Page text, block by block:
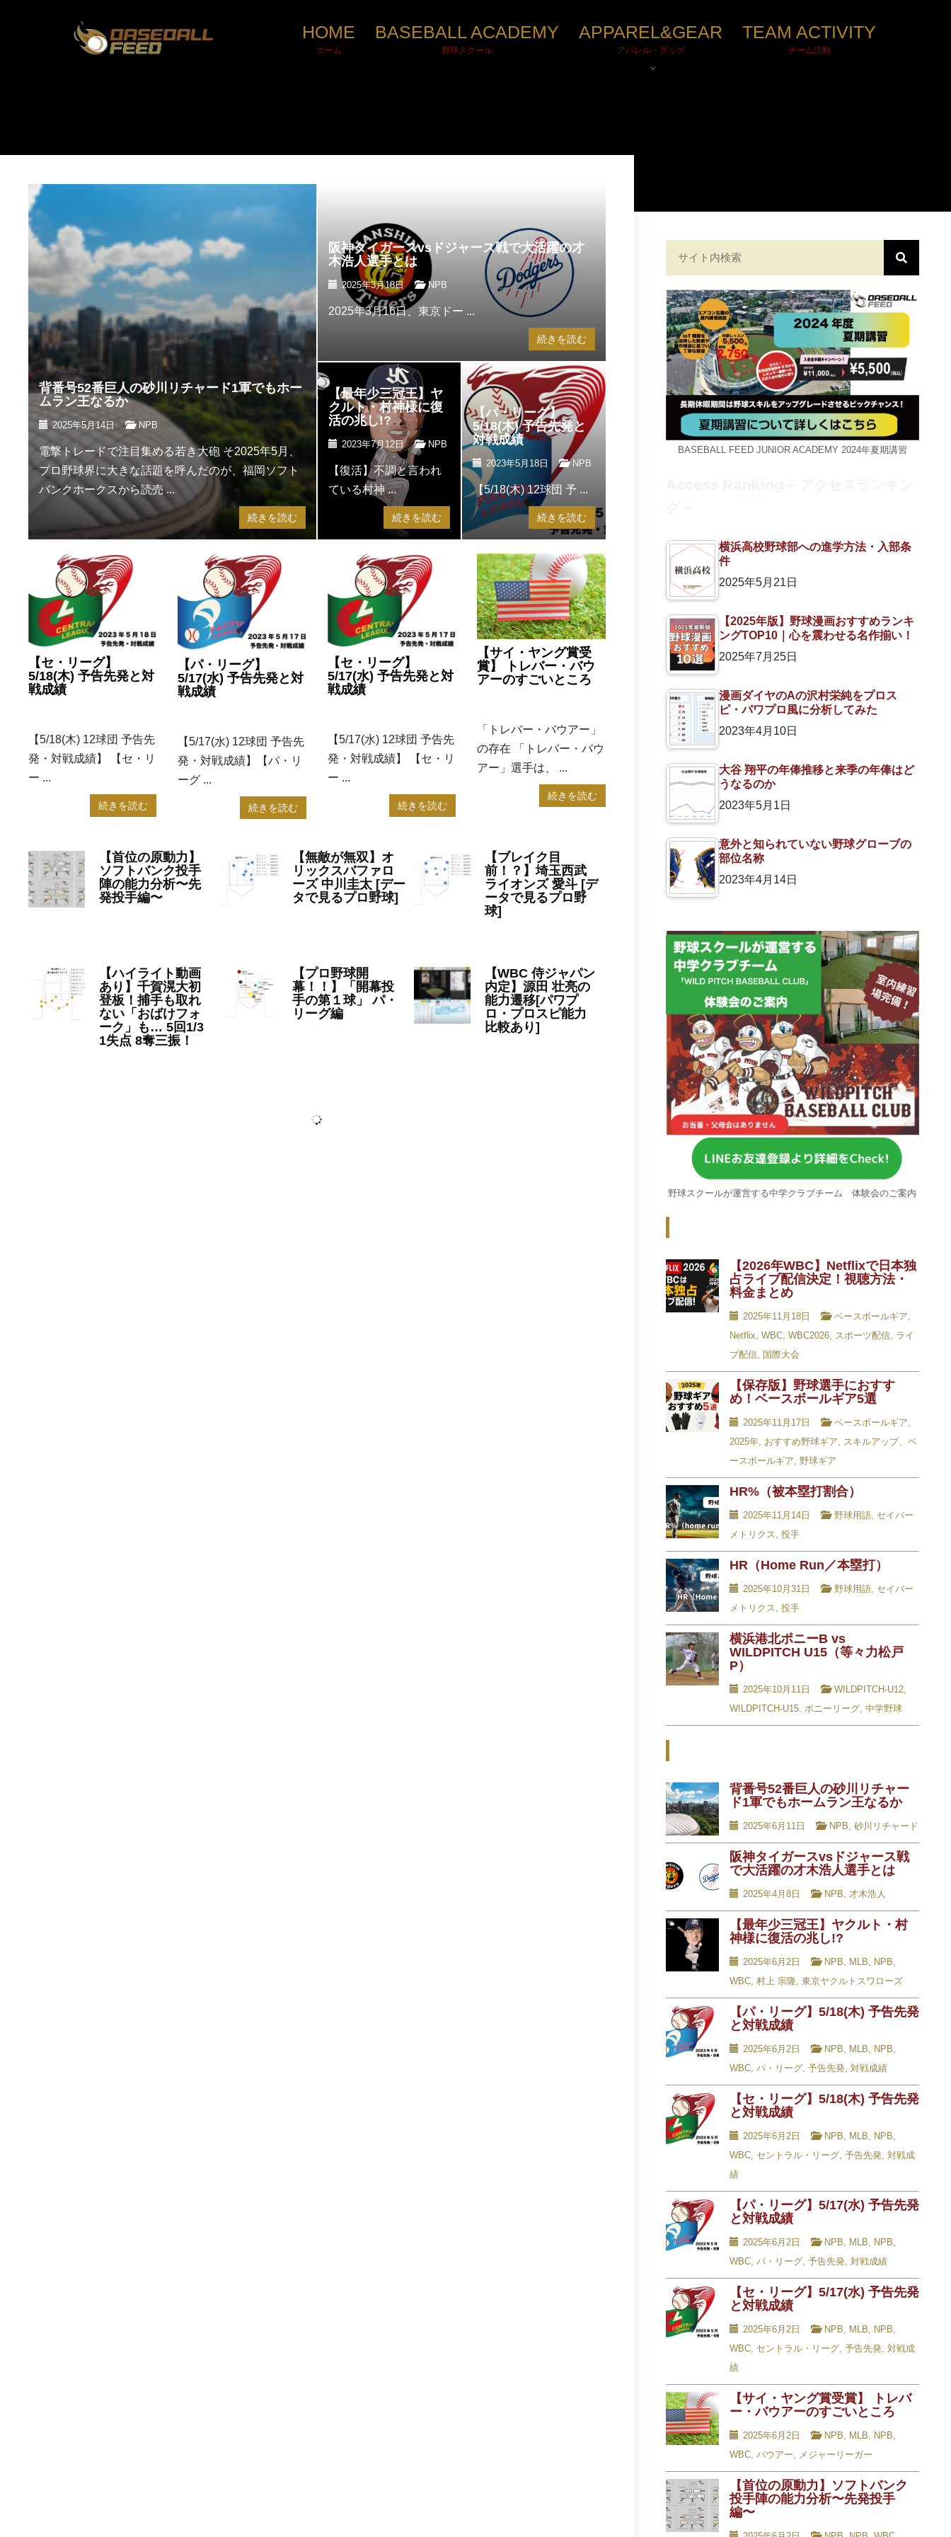
ス
HOME
ホーム
BASEBALL ACADEMY
野球スクール
APPAREL&GEAR
アパレル・グッズ
TEAM ACTIVITY
チーム活動
背番号52番巨人の砂川リチャード1軍でもホー
ムラン王なるか
2025年5月14日 NPB
電撃トレードで注目集める若き大砲 そ2025年5月、
プロ野球界に大きな話題を呼んだのが、福岡ソフト
バンクホークスから読売 ...
続きを読む
阪神タイガースvsドジャース戦で大活躍の才
木浩人選手とは
2025年3月18日 NPB
2025年3月16日、東京ドー ...
続きを読む
【最年少三冠王】ヤ
クルト・村神様に復
活の兆し!?
2023年7月12日 NPB
【復活】不調と言われ
ている村神 ...
続きを読む
【パ・リーグ】
5/18(木) 予告先発と
対戦成績
2023年5月18日 NPB
【5/18(木) 12球団 予 ...
続きを読む
【セ・リーグ】
5/18(木) 予告先発と対
戦成績
【5/18(木) 12球団 予告先
発・対戦成績】 【セ・リ
ー ...
続きを読む
【パ・リーグ】
5/17(水) 予告先発と対
戦成績
【5/17(水) 12球団 予告先
発・対戦成績】【パ・リ
ーグ ...
続きを読む
【セ・リーグ】
5/17(水) 予告先発と対
戦成績
【5/17(水) 12球団 予告先
発・対戦成績】 【セ・リ
ー ...
続きを読む
【サイ・ヤング賞受
賞】 トレバー・バウ
アーのすごいところ
「トレバー・バウアー」
の存在 「トレバー・バウ
アー」選手は、 ...
続きを読む
【首位の原動力】
ソフトバンク投手
陣の能力分析〜先
発投手編〜
【無敵が無双】オ
リックスバファロ
ーズ 中川圭太 [デー
タで見るプロ野球]
【ブレイク目
前！？】埼玉西武
ライオンズ 愛斗 [デ
ータで見るプロ野
球]
【ハイライト動画
あり】千賀滉大初
登板！捕手も取れ
ない「おばけフォ
ーク」も… 5回1/3
1失点 8奪三振！
【プロ野球開
幕！！】「開幕投
手の第１球」 パ・
リーグ編
【WBC 侍ジャパン
内定】源田 壮亮の
能力遷移[パワプ
ロ・プロスピ能力
比較あり]
BASEBALL FEED JUNIOR ACADEMY 2024年夏期講習
横浜高校野球部への進学方法・入部条
件
2025年5月21日
【2025年版】野球漫画おすすめランキ
ングTOP10｜心を震わせる名作揃い！
2025年7月25日
漫画ダイヤのAの沢村栄純をプロス
ピ・パワプロ風に分析してみた
2023年4月10日
大谷 翔平の年俸推移と来季の年俸はど
うなるのか
2023年5月1日
意外と知られていない野球グローブの
部位名称
2023年4月14日
野球スクールが運営する中学クラブチーム 体験会のご案内
【2026年WBC】Netflixで日本独
占ライブ配信決定！視聴方法・
料金まとめ
2025年11月18日 ベースボールギア,
Netflix, WBC, WBC2026, スポーツ配信, ライ
ブ配信, 国際大会
【保存版】野球選手におすす
め！ベースボールギア5選
2025年11月17日 ベースボールギア,
2025年, おすすめ野球ギア, スキルアップ、ベ
ースボールギア, 野球ギア
HR%（被本塁打割合）
2025年11月14日 野球用語, セイバー
メトリクス, 投手
HR（Home Run／本塁打）
2025年10月31日 野球用語, セイバー
メトリクス, 投手
横浜港北ポニーB vs
WILDPITCH U15（等々力松戸
P）
2025年10月11日 WILDPITCH-U12,
WILDPITCH-U15, ポニーリーグ, 中学野球
背番号52番巨人の砂川リチャー
ド1軍でもホームラン王なるか
2025年6月11日 NPB, 砂川リチャード
阪神タイガースvsドジャース戦
で大活躍の才木浩人選手とは
2025年4月8日 NPB, 才木浩人
【最年少三冠王】ヤクルト・村
神様に復活の兆し!?
2025年6月2日 NPB, MLB, NPB,
WBC, 村上 宗隆, 東京ヤクルトスワローズ
【パ・リーグ】5/18(木) 予告先発
と対戦成績
2025年6月2日 NPB, MLB, NPB,
WBC, パ・リーグ, 予告先発, 対戦成績
【セ・リーグ】5/18(木) 予告先発
と対戦成績
2025年6月2日 NPB, MLB, NPB,
WBC, セントラル・リーグ, 予告先発, 対戦成
績
【パ・リーグ】5/17(水) 予告先発
と対戦成績
2025年6月2日 NPB, MLB, NPB,
WBC, パ・リーグ, 予告先発, 対戦成績
【セ・リーグ】5/17(水) 予告先発
と対戦成績
2025年6月2日 NPB, MLB, NPB,
WBC, セントラル・リーグ, 予告先発, 対戦成
績
【サイ・ヤング賞受賞】 トレバ
ー・バウアーのすごいところ
2025年6月2日 NPB, MLB, NPB,
WBC, バウアー, メジャーリーガー
【首位の原動力】ソフトバンク
投手陣の能力分析〜先発投手
編〜